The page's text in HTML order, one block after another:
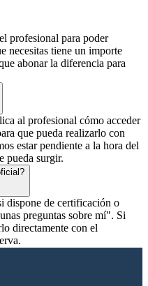
profesional para poder
necesitas tiene un importe
abonar la diferencia para
al profesional cómo acceder
que pueda realizarlo con
estar pendiente a la hora del
pueda surgir.
dispone de certificación o
preguntas sobre mí". Si
directamente con el